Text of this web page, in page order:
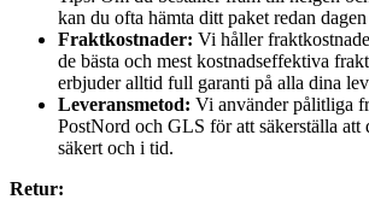
kan du ofta hämta ditt paket redan
Fraktkostnader: Vi håller
de bästa och mest kostnadseffektiva
erbjuder alltid full garanti på alla dina
Leveransmetod: Vi använder pålitliga
PostNord och GLS för att säkerställa att
säkert och i tid.
Retur: